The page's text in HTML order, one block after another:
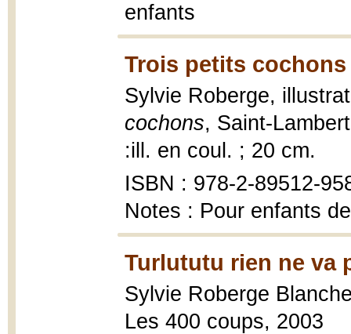
enfants
Trois petits cochons
Sylvie Roberge,
cochons, Saint-
:ill. en coul. ; 20 cm.
ISBN : 978-2-89512-
Notes : Pour enfants
Turlututu rien ne va
Sylvie Roberge
Les 400 coups, 2003